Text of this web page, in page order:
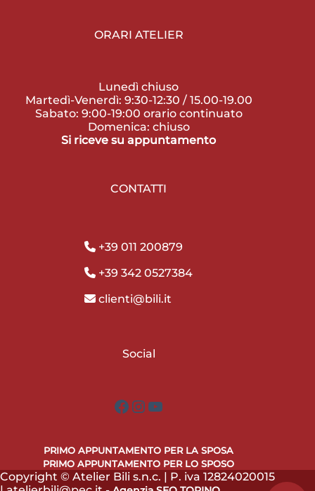
ORARI ATELIER
Lunedì chiuso
Martedì-Venerdì: 9:30-12:30 / 15.00-19.00
Sabato: 9:00-19:00 orario continuato
Domenica: chiuso
Si riceve su appuntamento
CONTATTI
+39 011 200879
+39 342 0527384
clienti@bili.it
Social
Facebook
Instagram
YouTube
PRIMO APPUNTAMENTO PER LA SPOSA
PRIMO APPUNTAMENTO PER LO SPOSO
Copyright © Atelier Bili s.n.c. | P. iva 12824020015